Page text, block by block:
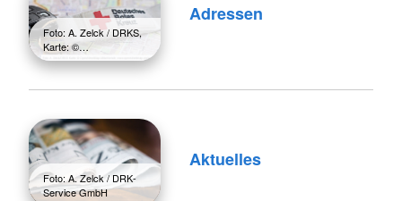
Foto: A. Zelck / DRKS,
Karte: ©…
Adressen
Foto: A. Zelck / DRK-
Service GmbH
Aktuelles